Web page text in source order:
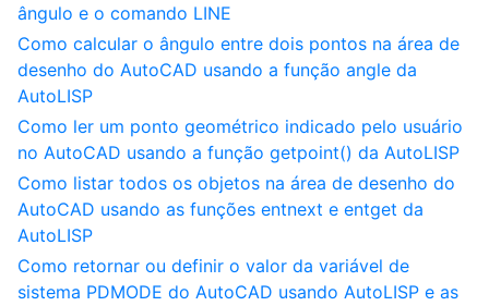
ângulo e o comando LINE
Como calcular o ângulo entre dois pontos na área de
desenho do AutoCAD usando a função angle da
AutoLISP
Como ler um ponto geométrico indicado pelo usuário
no AutoCAD usando a função getpoint() da AutoLISP
Como listar todos os objetos na área de desenho do
AutoCAD usando as funções entnext e entget da
AutoLISP
Como retornar ou definir o valor da variável de
sistema PDMODE do AutoCAD usando AutoLISP e as